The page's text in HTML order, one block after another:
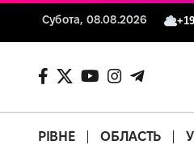
Субота, 08.08.2026
РІВНЕ ОБЛАСТЬ